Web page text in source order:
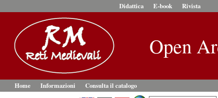
Didattica E-book Rivista
Open
Home Informazioni
Consulta il catalogo